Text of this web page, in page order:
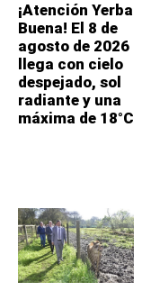
¡Atención Yerba
Buena! El 8 de
agosto de 2026
llega con cielo
despejado, sol
radiante y una
máxima de 18°C